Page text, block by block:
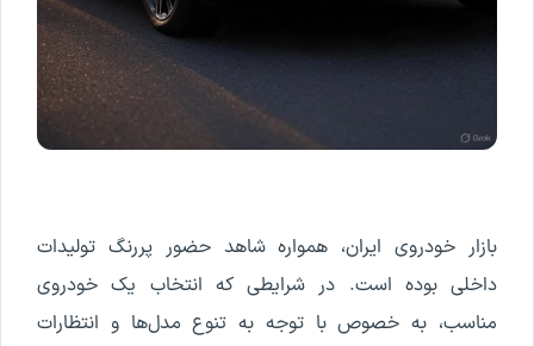
بازار خودروی ایران، همواره شاهد حضور پررنگ تولیدات
داخلی بوده است. در شرایطی که انتخاب یک خودروی
مناسب، به خصوص با توجه به تنوع مدل‌ها و انتظارات